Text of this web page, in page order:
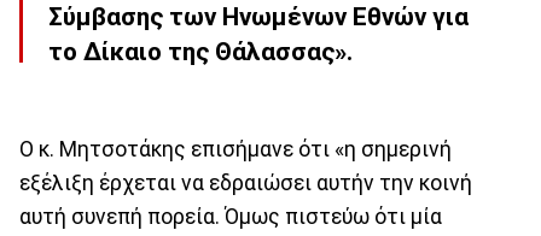
Σύμβασης των Ηνωμένων Εθνών για
το Δίκαιο της Θάλασσας».
Ο κ. Μητσοτάκης επισήμανε ότι «η σημερινή
εξέλιξη έρχεται να εδραιώσει αυτήν την κοινή
αυτή συνεπή πορεία. Όμως πιστεύω ότι μία